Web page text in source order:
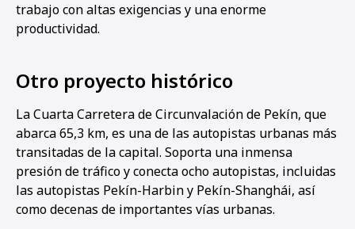
trabajo con altas exigencias y una enorme
productividad.
Otro proyecto histórico
La Cuarta Carretera de Circunvalación de Pekín, que
abarca 65,3 km, es una de las autopistas urbanas más
transitadas de la capital. Soporta una inmensa
presión de tráfico y conecta ocho autopistas, incluidas
las autopistas Pekín-Harbin y Pekín-Shanghái, así
como decenas de importantes vías urbanas.